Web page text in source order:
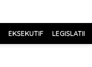
EKSEKUTIF LEGISLATIF